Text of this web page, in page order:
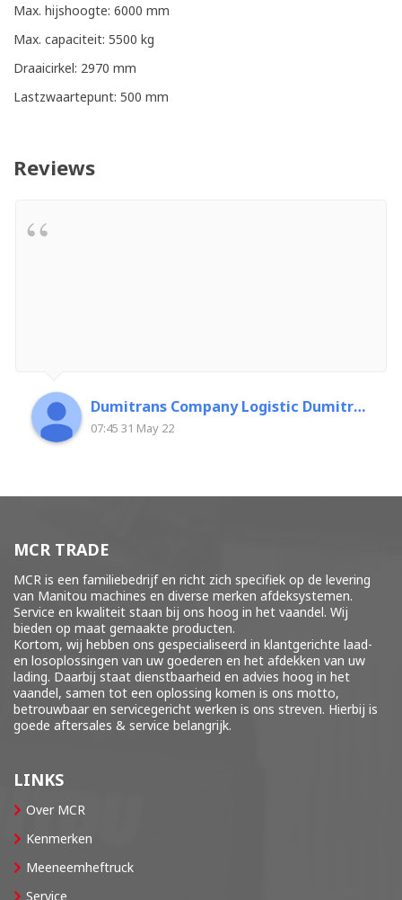
Max. hijshoogte: 6000 mm
Max. capaciteit: 5500 kg
Draaicirkel: 2970 mm
Lastzwaartepunt: 500 mm
Reviews
Dumitrans Company Logistic Dumitrascu Florin
07:45 31 May 22
MCR TRADE
MCR is een familiebedrijf en richt zich specifiek op de levering
van Manitou machines en diverse merken afdeksystemen.
Service en kwaliteit staan bij ons hoog in het vaandel. Wij
bieden op maat gemaakte producten.
Kortom, wij hebben ons gespecialiseerd in klantgerichte laad-
en losoplossingen van uw goederen en het afdekken van uw
lading. Daarbij staat dienstbaarheid en advies hoog in het
vaandel, samen tot een oplossing komen is ons motto,
betrouwbaar en servicegericht werken is ons streven. Hierbij is
goede aftersales & service belangrijk.
LINKS
Over MCR
Kenmerken
Meeneemheftruck
Service